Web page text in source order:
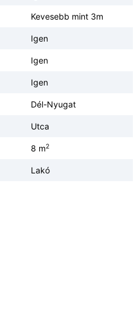
Kevesebb mint 3m
Igen
Igen
Igen
Dél-Nyugat
Utca
8 m2
Lakó